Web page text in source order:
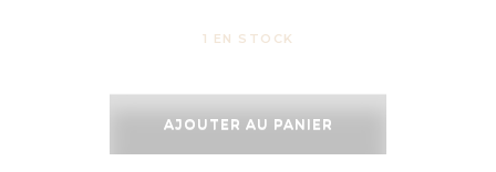
1 EN STOCK
Mémoire
AJOUTER AU PANIER